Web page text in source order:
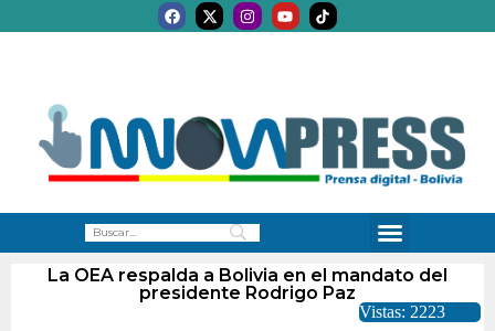
La OEA respalda a Bolivia en el mandato del
presidente Rodrigo Paz
Vistas: 2223